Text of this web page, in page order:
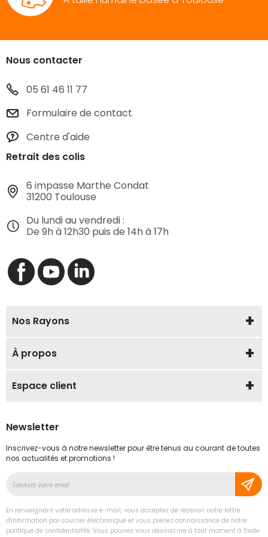
Nous contacter
05 61 46 11 77
Formulaire de contact
Centre d'aide
Retrait des colis
6 impasse Marthe Condat
31200 Toulouse
Du lundi au vendredi :
De 9h à 12h30 puis de 14h à 17h
Nos Rayons
À propos
Espace client
Newsletter
Inscrivez-vous à notre newsletter pour être tenus au courant de toutes
nos actualités et promotions !
notre
lettre
d’information
En renseignant votre adresse e-mail, vous acceptez de recevoir notre lettre
d'information par courrier électronique et vous prenez connaissance de notre
politique de confidentialité. Vous pourrez vous désinscrire à tout moment à l'aide